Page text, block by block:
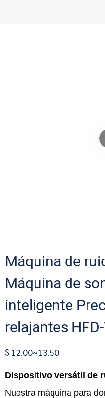
Máquina de
Máquina de
inteligente
relajantes
$ 12.00~13.50
Dispositivo versátil de
Nuestra máquina para